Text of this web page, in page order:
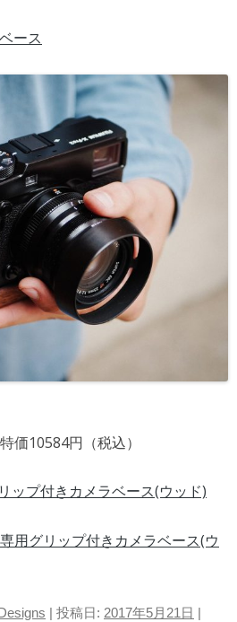
ース
価10584円（税込）
ップ付きカメラベース(ウッド)
用グリップ付きカメラベース(ウ
| 投稿日: 2017年5月21日